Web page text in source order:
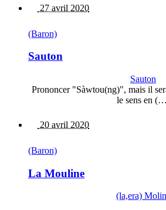
27 avril 2020
(Baron)
Sauton
Sauton
Prononcer "Sàwtou(ng)", mais il
le sens en
20 avril 2020
(Baron)
La Mouline
(la,era)